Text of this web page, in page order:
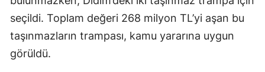
seçildi. Toplam değeri 268 milyon TL’yi aşan bu
taşınmazların trampası, kamu yararına uygun
görüldü.